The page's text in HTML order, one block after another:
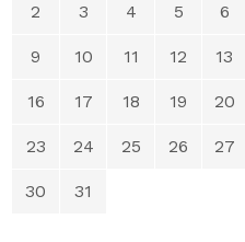
2 3 4 5 6
9 10 11 12 13
16 17 18 19 20
23 24 25 26 27
30 31